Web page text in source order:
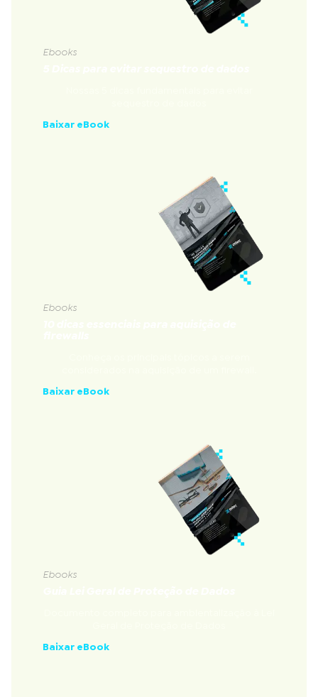
Ebooks
Baixar eBook
Ebooks
Baixar eBook
Ebooks
Baixar eBook